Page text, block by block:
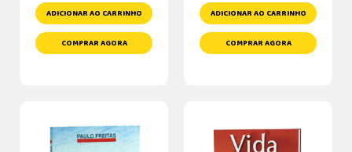
ADICIONAR AO CARRINHO
COMPRAR AGORA
ADICIONAR AO CARRINHO
COMPRAR AGORA